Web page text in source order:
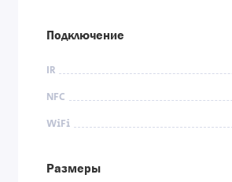
Подключение
IR
NFC
WiFi
Размеры